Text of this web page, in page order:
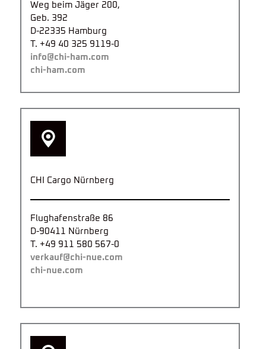
Weg beim Jäger 200,
Geb. 392
D-22335 Hamburg
T. +49 40 325 9119-0
info@chi-ham.com
chi-ham.com
CHI Cargo Nürnberg
Flughafenstraße 86
D-90411 Nürnberg
T. +49 911 580 567-0
verkauf@chi-nue.com
chi-nue.com